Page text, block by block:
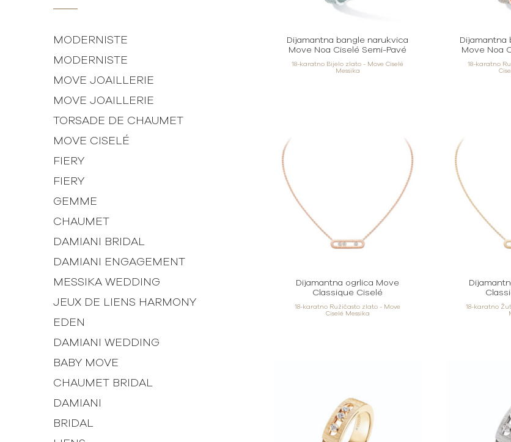
Dijamantna bangle narukvica
Move Noa Ciselé Semi-Pavé
18-karatno Bijelo zlato - Move Ciselé
Messika
Dijamantna
Move Noa
18-karatno
Dijamantna ogrlica Move
Classique Ciselé
18-karatno Ružičasto zlato - Move
Ciselé Messika
18-karatno
MODERNISTE
MODERNISTE
MOVE JOAILLERIE
MOVE JOAILLERIE
TORSADE DE CHAUMET
MOVE CISELÉ
FIERY
FIERY
GEMME
CHAUMET
DAMIANI BRIDAL
DAMIANI ENGAGEMENT
MESSIKA WEDDING
JEUX DE LIENS HARMONY
EDEN
DAMIANI WEDDING
BABY MOVE
CHAUMET BRIDAL
DAMIANI
BRIDAL